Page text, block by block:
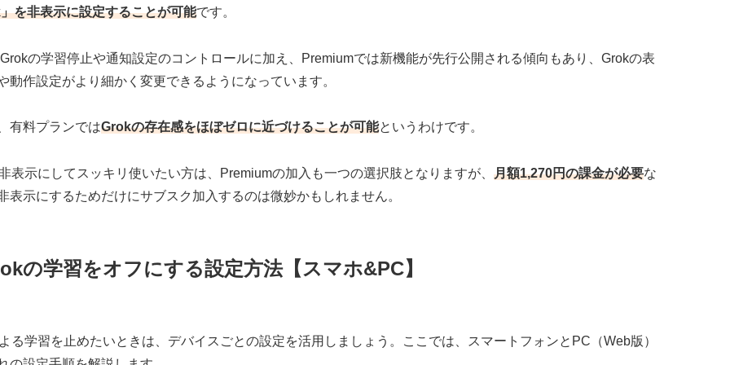
を非表示に設定することが可能です。
の学習停止や通知設定のコントロールに加え、Premiumでは新機能が先行公開される傾向もあり、Grokの表
動作設定がより細かく変更できるようになっています。
有料プランではGrokの存在感をほぼゼロに近づけることが可能というわけです。
表示にしてスッキリ使いたい方は、Premiumの加入も一つの選択肢となりますが、 月額1,270円の課金が必要な
表示にするためだけにサブスク加入するのは微妙かもしれません。
の学習をオフにする設定方法【スマホ&PC】
る学習を止めたいときは、デバイスごとの設定を活用しましょう。ここでは、スマートフォンとPC（Web版）